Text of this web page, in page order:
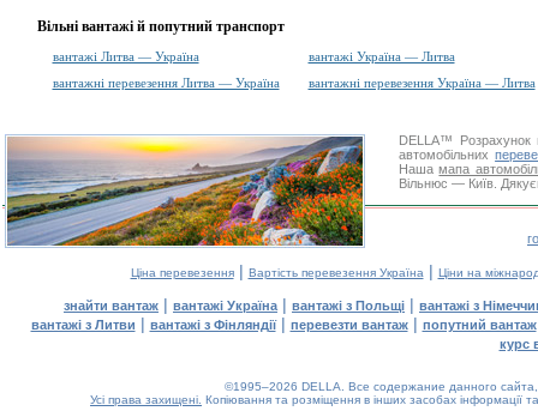
Вільні вантажі й попутний транспорт
вантажі Литва — Україна
вантажі Україна — Литва
вантажні перевезення Литва — Україна
вантажні перевезення Україна — Литва
DELLA™
Розрахунок
автомобільних
Нашамапа
Вільнюс — Київ.
Ціна перевезення| Вартість перевезення Україна | Ціни на
знайти вантаж | вантажі Україна | вантажі з Польщі | вантажі з
вантажі з Литви | вантажі з Фінляндії| перевезти вантаж| попутний вантаж
курс
©1995–2026 DELLA. Все содержание данного
Усі права захищені. Копіювання та розміщення в інших засобах інформації